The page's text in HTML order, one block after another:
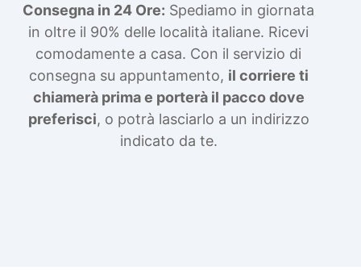
Consegna in 24 Ore: Spediamo in giornata
in oltre il 90% delle località italiane. Ricevi
comodamente a casa. Con il servizio di
consegna su appuntamento, il corriere ti
chiamerà prima e porterà il pacco dove
preferisci, o potrà lasciarlo a un indirizzo
indicato da te.